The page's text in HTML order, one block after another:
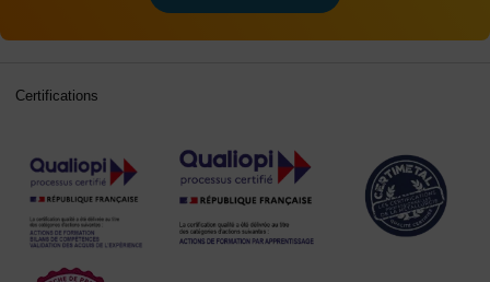
Certifications